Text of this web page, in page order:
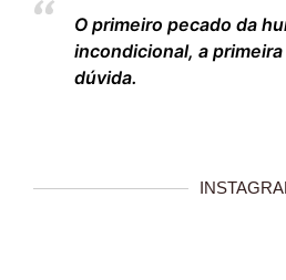
O primeiro pecado da
incondicional, a
dúvida.